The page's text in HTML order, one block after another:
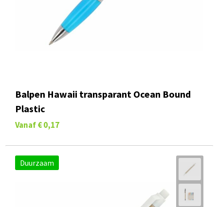
Balpen Hawaii transparant Ocean Bound
Plastic
Vanaf € 0,17
Duurzaam